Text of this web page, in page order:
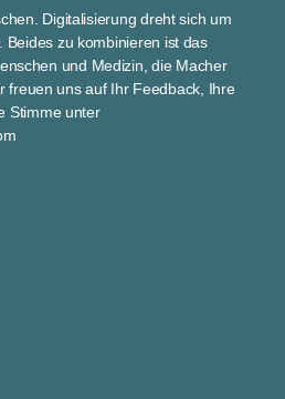
Digitalisierung dreht sich um
Beides zu kombinieren ist das
und Medizin, die Macher
freuen uns auf Ihr Feedback, Ihre
Stimme unter